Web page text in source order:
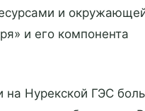
и
и его компонента
на Нурекской ГЭС